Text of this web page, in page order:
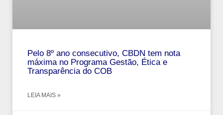
Pelo 8º ano consecutivo, CBDN tem nota
máxima no Programa Gestão, Ética e
Transparência do COB
LEIA MAIS »